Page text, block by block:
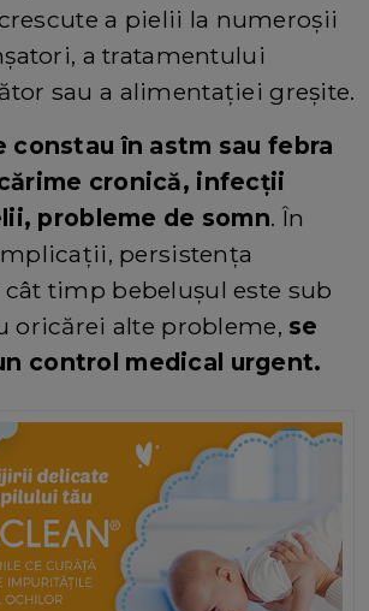
a pielii la numeroșii
a tratamentului
sau a alimentației greșite.
constau în astm sau febra
cronică, infecții
probleme de somn. În
persistența
timp bebelușul este sub
oricărei alte probleme, se
control medical urgent.